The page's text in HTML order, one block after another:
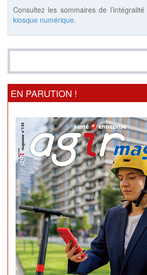
Consultez les sommaires de
kiosque numérique.
EN PARUTION !